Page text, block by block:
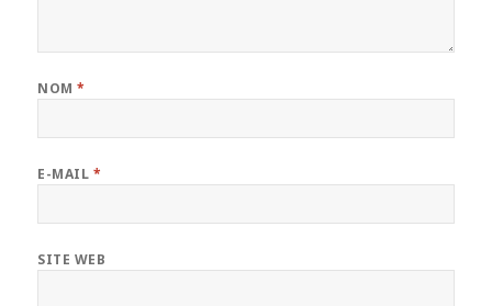
NOM*
E-MAIL *
SITE WEB